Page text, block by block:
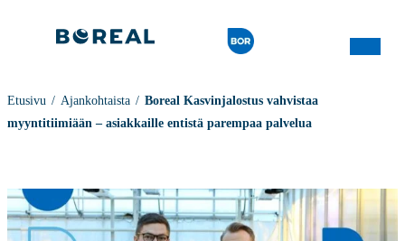
Etusivu Ajankohtaista
Boreal Kasvinjalostus vahvistaa
myyntitiimiään – asiakkaille entistä parempaa palvelua